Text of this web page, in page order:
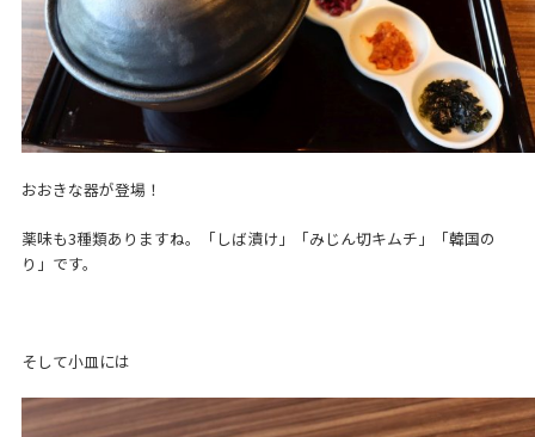
おおきな器が登場！
薬味も3種類ありますね。「しば漬け」「みじん切キムチ」「韓国の
り」です。
そして小皿には